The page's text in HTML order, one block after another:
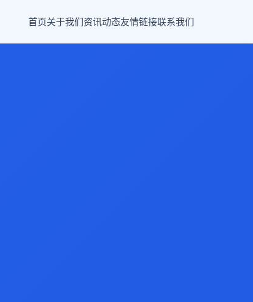
首页关于我们资讯动态友情链接联系我们